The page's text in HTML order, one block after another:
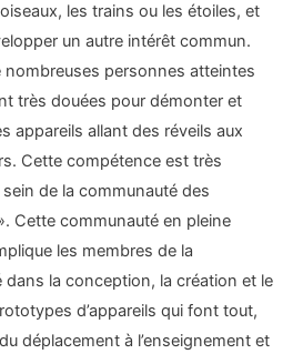
les trains ou les étoiles, et
un autre intérêt commun.
nombreuses personnes atteintes
très douées pour démonter et
appareils allant des réveils aux
Cette compétence est très
de la communauté des
Cette communauté en pleine
les membres de la
dans la conception, la création et le
d’appareils qui font tout,
déplacement à l’enseignement et